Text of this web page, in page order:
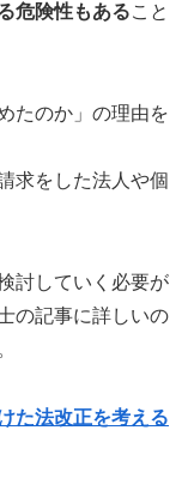
危険性もあること
たのか」の理由を
求をした法人や個
討していく必要が
の記事に詳しいの
た法改正を考える